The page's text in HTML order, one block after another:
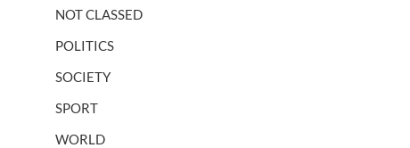
NOT CLASSED
POLITICS
SOCIETY
SPORT
WORLD